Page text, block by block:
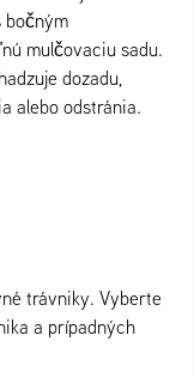
bočným
mulčovaciu sadu.
dozadu,
alebo odstránia.
trávniky. Vyberte
a prípadných